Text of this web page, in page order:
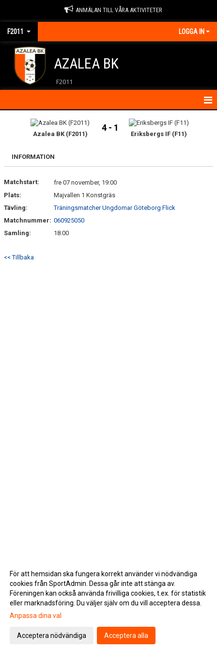
ANMÄLAN TILL VÅRA AKTIVITETER
F2011 LOGGA IN
AZALEA BK
F2011
KALENDER
MATCHER
Azalea BK (F2011)
4 - 1
Eriksbergs IF (F11)
INFORMATION
Matchstart:
fre 07 november, 19:00
Plats:
Majvallen 1 Konstgräs
Tävling:
Träningsmatcher Ungdomar Göteborg Flick
Matchnummer: 060925050
Samling:
18:00
<< Tillbaka
Gå till Webbversion
För att hemsidan ska fungera korrekt använder vi nödvändiga
cookies från SportAdmin. Dessa går inte att stänga av.
Föreningen kan också använda frivilliga cookies, t.ex. för statistik
eller marknadsföring. Du väljer själv om du vill acceptera dessa.
Anpassa dina val
Acceptera nödvändiga Acceptera alla